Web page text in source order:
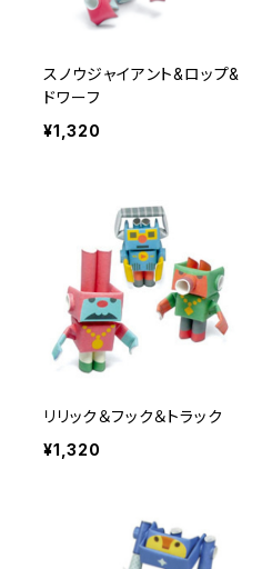
スノウジャイアント&ロップ&
ドワーフ
¥1,320
リリック＆フック＆トラック
¥1,320